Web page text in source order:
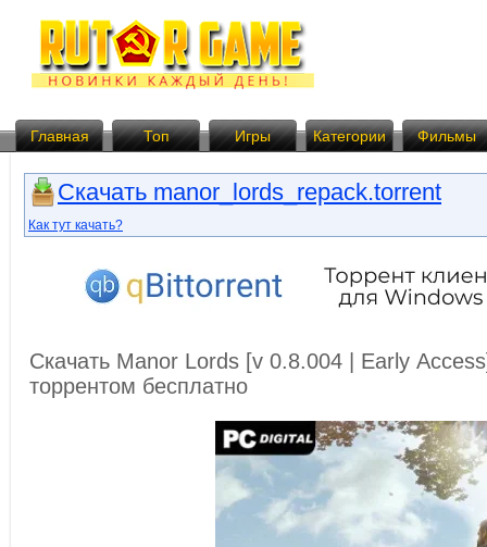
Главная Топ Игры Категории Фильмы
Скачать manor_lords_repack.torrent
Как тут качать?
Скачать Manor Lords [v 0.8.004 | Early
торрентом бесплатно